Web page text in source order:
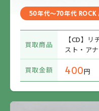
50年代～70年代 ROCK
買取商品
【CD】
スト・ア
097CD)
買取金額
400円